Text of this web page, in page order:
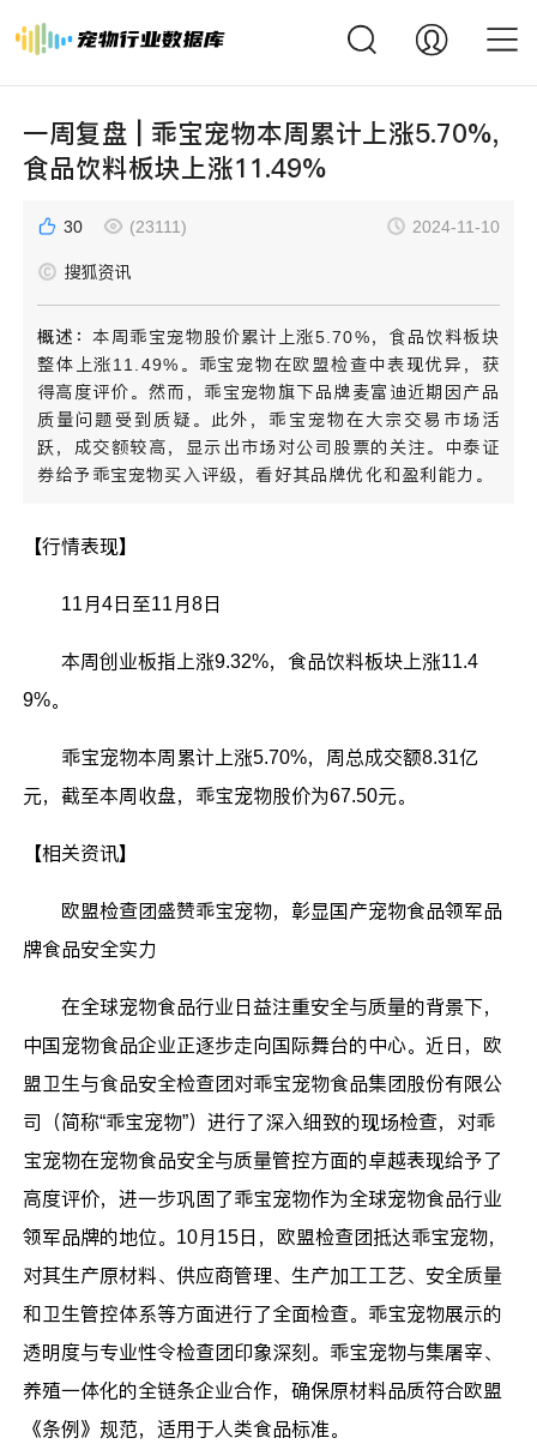
一周复盘 | 乖宝宠物本周累计上涨5.70%,
食品饮料板块上涨11.49%
30 (23111) 2024-11-10
搜狐资讯
概述：本周乖宝宠物股价累计上涨5.70%，食品饮料板块
整体上涨11.49%。乖宝宠物在欧盟检查中表现优异，获
得高度评价。然而，乖宝宠物旗下品牌麦富迪近期因产品
质量问题受到质疑。此外，乖宝宠物在大宗交易市场活
跃，成交额较高，显示出市场对公司股票的关注。中泰证
券给予乖宝宠物买入评级，看好其品牌优化和盈利能力。
【行情表现】
11月4日至11月8日
本周创业板指上涨9.32%，食品饮料板块上涨11.4
9%。
乖宝宠物本周累计上涨5.70%，周总成交额8.31亿
元，截至本周收盘，乖宝宠物股价为67.50元。
【相关资讯】
欧盟检查团盛赞乖宝宠物，彰显国产宠物食品领军品
牌食品安全实力
在全球宠物食品行业日益注重安全与质量的背景下，
中国宠物食品企业正逐步走向国际舞台的中心。近日，欧
盟卫生与食品安全检查团对乖宝宠物食品集团股份有限公
司（简称“乖宝宠物”）进行了深入细致的现场检查，对乖
宝宠物在宠物食品安全与质量管控方面的卓越表现给予了
高度评价，进一步巩固了乖宝宠物作为全球宠物食品行业
领军品牌的地位。10月15日，欧盟检查团抵达乖宝宠物，
对其生产原材料、供应商管理、生产加工工艺、安全质量
和卫生管控体系等方面进行了全面检查。乖宝宠物展示的
透明度与专业性令检查团印象深刻。乖宝宠物与集屠宰、
养殖一体化的全链条企业合作，确保原材料品质符合欧盟
《条例》规范，适用于人类食品标准。